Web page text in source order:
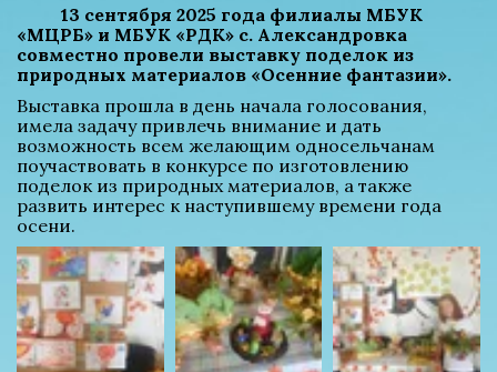
«МЦРБ» и МБУК «РДК» с. Александровка
совместно провели выставку поделок из
природных материалов «Осенние фантазии».
Выставка прошла в день начала голосования,
имела задачу привлечь внимание и дать
возможность всем желающим односельчанам
поучаствовать в конкурсе по изготовлению
поделок из природных материалов, а также
развить интерес к наступившему времени года
осени.